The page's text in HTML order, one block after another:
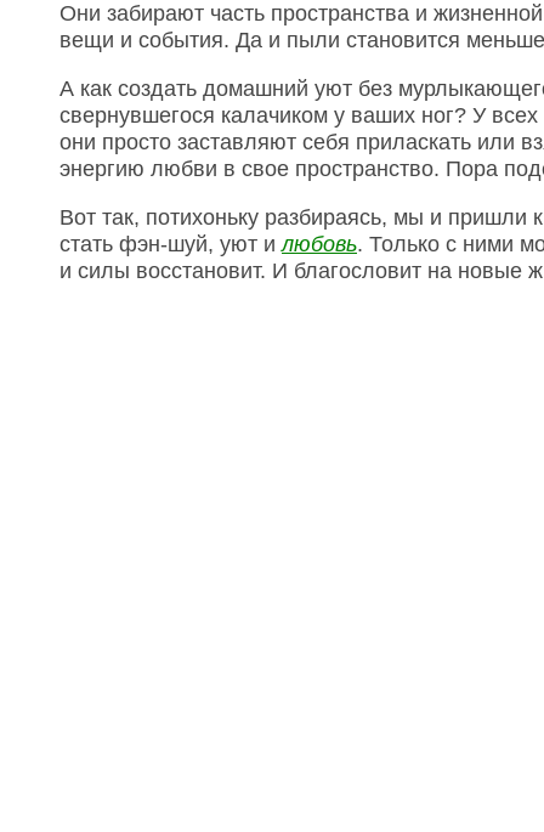
Они забирают часть пространства и
вещи и события. Да и пыли становится
А как создать домашний уют без
свернувшегося калачиком у ваших ног? У
они просто заставляют себя приласкать или
энергию любви в свое пространство. Пора
Вот так, потихоньку разбираясь, мы и
стать фэн-шуй, уют илюбовь. Только с ними
и силы восстановит. И благословит на новые